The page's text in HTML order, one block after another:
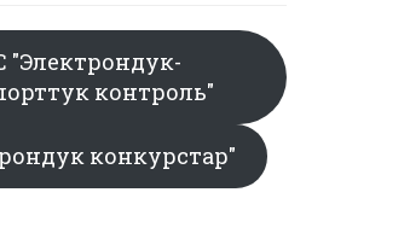
"Электрондук-
контроль"
конкурстар"